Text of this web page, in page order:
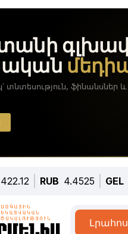
422.12 RUB 4.4525 GEL
Լրահոս